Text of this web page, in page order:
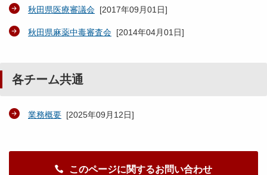
秋田県医療審議会 [2017年09月01日]
秋田県麻薬中毒審査会 [2014年04月01日]
各チーム共通
業務概要 [2025年09月12日]
このページに関するお問い合わせ